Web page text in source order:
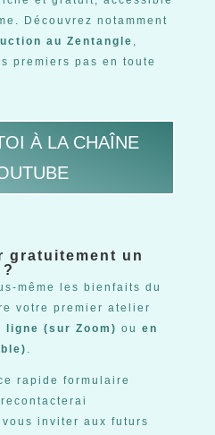
Découvrez notamment
au Zentangle ,
premiers pas en toute
À LA CHAÎNE
gratuitement un
même les bienfaits du
votre premier atelier
ligne (sur Zoom) ou en
.
rapide formulaire
inviter aux futurs